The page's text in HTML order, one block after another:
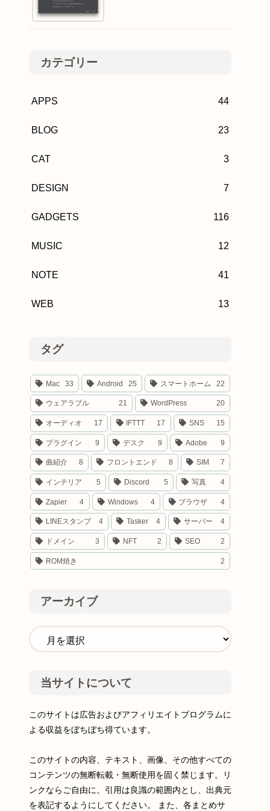
カテゴリー
APPS 44
BLOG 23
CAT 3
DESIGN 7
GADGETS 116
MUSIC 12
NOTE 41
WEB 13
タグ
Mac 33 Android 25 スマートホーム 22
ウェアラブル 21 WordPress 20
オーディオ 17 IFTTT 17 SNS 15
プラグイン 9 デスク 9 Adobe 9
曲紹介 8 フロントエンド 8 SIM 7
インテリア 5 Discord 5 写真 4
Zapier 4 Windows 4 ブラウザ 4
LINEスタンプ 4 Tasker 4 サーバー 4
ドメイン 3 NFT 2 SEO 2
ROM焼き 2
アーカイブ
当サイトについて
このサイトは広告およびアフィリエイトプログラムに
よる収益をぼちぼち得ています。
このサイトの内容、テキスト、画像、その他すべての
コンテンツの無断転載・無断使用を固く禁じます。リ
ンクならご自由に。引用は良識の範囲内とし、出典元
を表記するようにしてください。 また、各まとめサ